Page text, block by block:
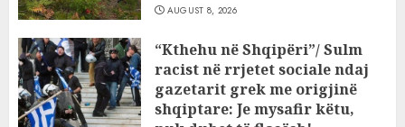
AUGUST 8, 2026
“Kthehu në Shqipëri”/ Sulm
racist në rrjetet sociale ndaj
gazetarit grek me origjinë
shqiptare: Je mysafir këtu,